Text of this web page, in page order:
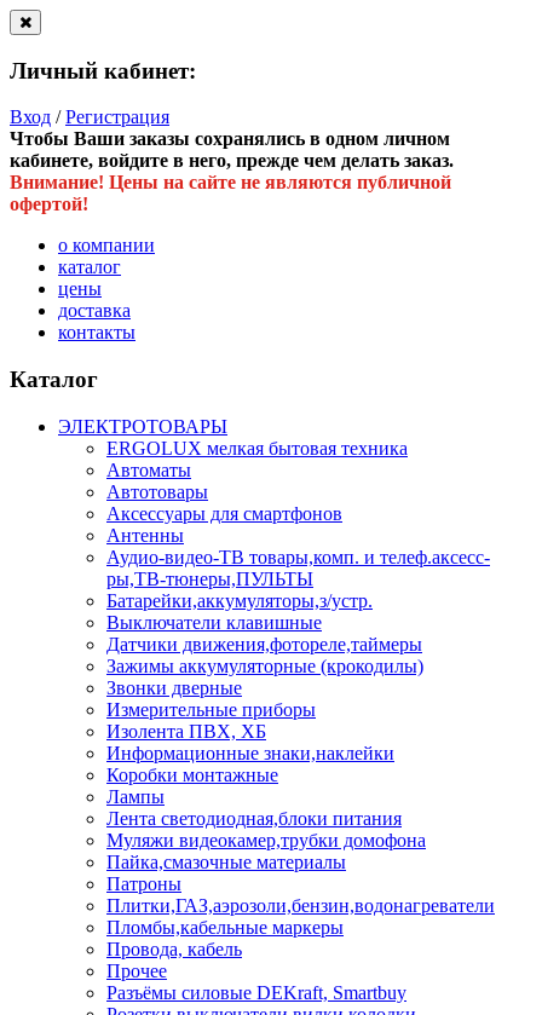
Личный кабинет:
Вход /Регистрация
Чтобы Ваши заказы сохранялись в одном личном
кабинете, войдите в него, прежде чем делать заказ.
Внимание! Цены на сайте не являются публичной
офертой!
о компании
каталог
цены
доставка
контакты
Каталог
ЭЛЕКТРОТОВАРЫ
ERGOLUX мелкая бытовая техника
Автоматы
Автотовары
Аксессуары для смартфонов
Антенны
Аудио-видео-ТВ товары,комп. и телеф.аксесс-
ры,ТВ-тюнеры,ПУЛЬТЫ
Батарейки,аккумуляторы,з/устр.
Выключатели клавишные
Датчики движения,фотореле,таймеры
Зажимы аккумуляторные (крокодилы)
Звонки дверные
Измерительные приборы
Изолента ПВХ, ХБ
Информационные знаки,наклейки
Коробки монтажные
Лампы
Лента светодиодная,блоки питания
Муляжи видеокамер,трубки домофона
Пайка,смазочные материалы
Патроны
Плитки,ГАЗ,аэрозоли,бензин,водонагреватели
Пломбы,кабельные маркеры
Провода, кабель
Прочее
Разъёмы силовые DEKraft, Smartbuy